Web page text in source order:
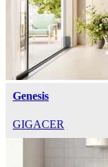
Genesis
GIGACER